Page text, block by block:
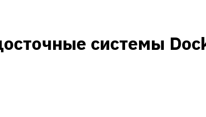
системы